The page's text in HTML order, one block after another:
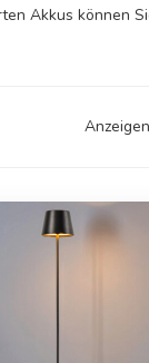
Akkus können